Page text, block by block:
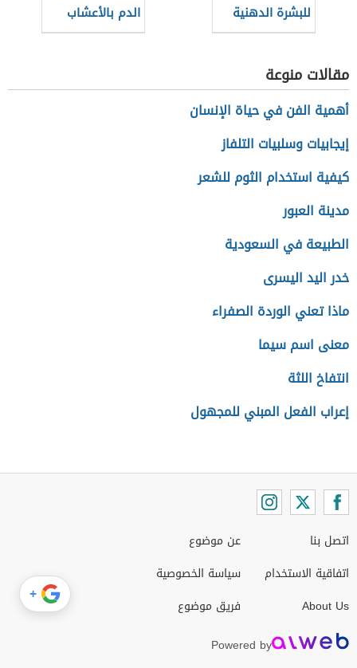
للبشرة الدهنية
طبيعيا
الدم بالأعشاب
مقالات منوعة
أهمية الفن في حياة الإنسان
إيجابيات وسلبيات التلفاز
كيفية استخدام الثوم للشعر
مدينة العبور
الطبيعة في السعودية
خدر اليد اليسرى
ماذا تعني الوردة الصفراء
معنى اسم سيما
انتفاخ اللثة
إعراب الفعل المبني للمجهول
اتصل بنا
اتفاقية الاستخدام
About Us
عن موضوع
سياسة الخصوصية
فريق موضوع
Powered by
+